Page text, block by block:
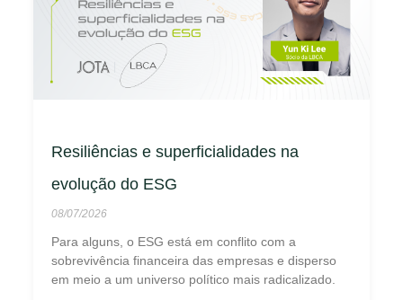
Resiliências e superficialidades na
evolução do ESG
08/07/2026
Para alguns, o ESG está em conflito com a
sobrevivência financeira das empresas e disperso
em meio a um universo político mais radicalizado.